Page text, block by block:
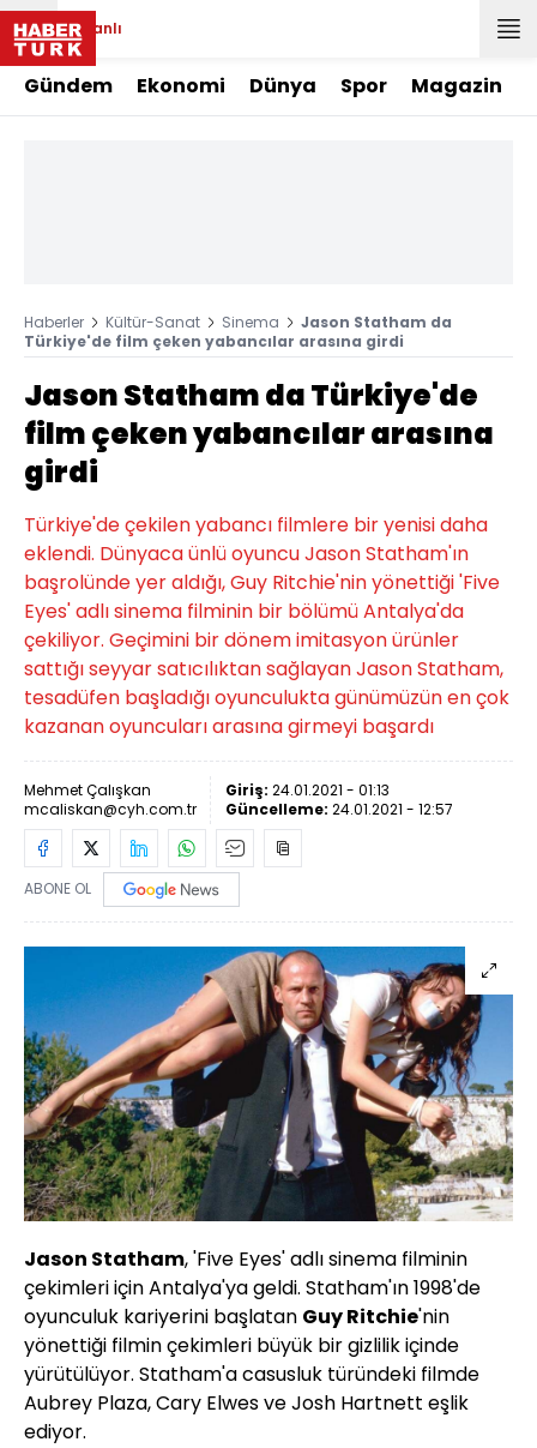
Canlı
Gündem Ekonomi Dünya Spor Magazin
Haberler Kültür-Sanat Sinema
Jason Statham da
Türkiye'de film çeken yabancılar arasına girdi
Jason Statham da Türkiye'de
film çeken yabancılar arasına
girdi
Türkiye'de çekilen yabancı filmlere bir yenisi daha
eklendi. Dünyaca ünlü oyuncu Jason Statham'ın
başrolünde yer aldığı, Guy Ritchie'nin yönettiği 'Five
Eyes' adlı sinema filminin bir bölümü Antalya'da
çekiliyor. Geçimini bir dönem imitasyon ürünler
sattığı seyyar satıcılıktan sağlayan Jason Statham,
tesadüfen başladığı oyunculukta günümüzün en çok
kazanan oyuncuları arasına girmeyi başardı
Mehmet Çalışkan
mcaliskan@cyh.com.tr
Giriş: 24.01.2021 - 01:13
Güncelleme: 24.01.2021 - 12:57
ABONE OL
Jason Statham, 'Five Eyes' adlı sinema filminin
çekimleri için Antalya'ya geldi. Statham'ın 1998'de
oyunculuk kariyerini başlatan Guy Ritchie'nin
yönettiği filmin çekimleri büyük bir gizlilik içinde
yürütülüyor. Statham'a casusluk türündeki filmde
Aubrey Plaza, Cary Elwes ve Josh Hartnett eşlik
ediyor.